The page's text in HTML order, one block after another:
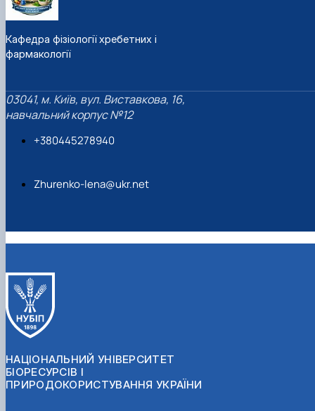
Кафедра фізіології хребетних і
фармакології
03041, м. Київ, вул. Виставкова, 16,
навчальний корпус №12
+380445278940
Zhurenko-lena@ukr.net
НАЦІОНАЛЬНИЙ УНІВЕРСИТЕТ
БІОРЕСУРСІВ І
ПРИРОДОКОРИСТУВАННЯ УКРАЇНИ